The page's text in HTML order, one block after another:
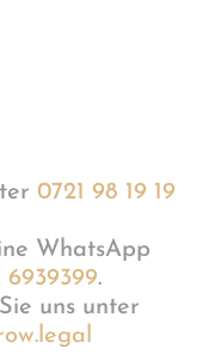
0721 98 19 19
WhatsApp
6939399.
uns unter